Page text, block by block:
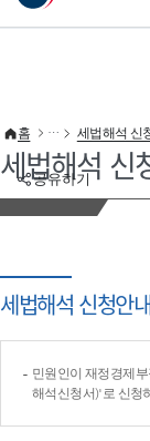
이 누리집은 대한민국
공유하기
홈 세법해석 신
세법해석 신
세법해석 신청안
민원인이 재정경제
해석신청서)'로 신청